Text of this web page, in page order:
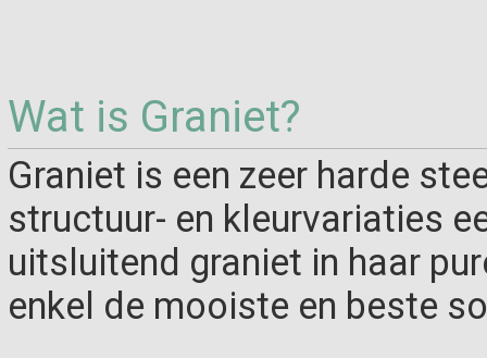
Wat is Graniet?
Graniet is een zeer harde
structuur- en kleurvariaties
uitsluitend graniet in haar
enkel de mooiste en beste